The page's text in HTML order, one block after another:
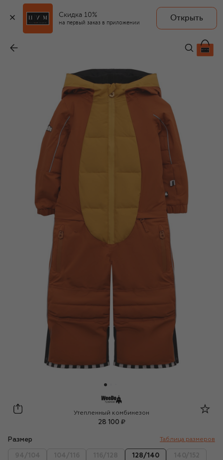
Скидка 10%
на первый заказ в приложении
Открыть
28 100 ₽
WeeDo
Утепленный комбинезон
28 100 ₽
Размер Таблица размеров
128/140